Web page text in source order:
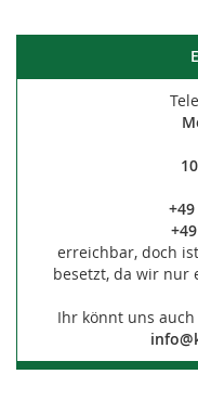
erreichbar, doch
besetzt, da wir nur
Ihr könnt uns